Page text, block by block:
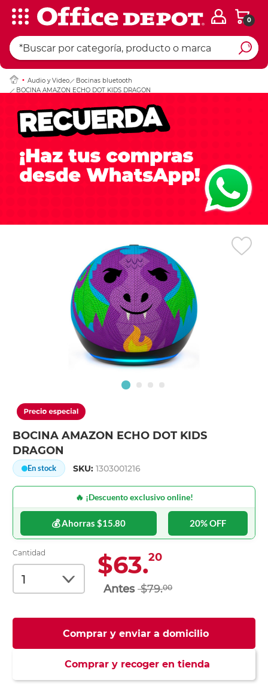
0
Audio y Video
Bocinas bluetooth
BOCINA AMAZON ECHO DOT KIDS DRAGON
BOCINA AMAZON ECHO DOT KIDS
DRAGON
En stock SKU:1303001216
🔥 ¡Descuento exclusivo online!
💰 Ahorras $15.80 20% OFF
Cantidad $63.20
$79.00
Comprar y enviar a domicilio
Comprar y recoger en tienda
Ingresar Codigo